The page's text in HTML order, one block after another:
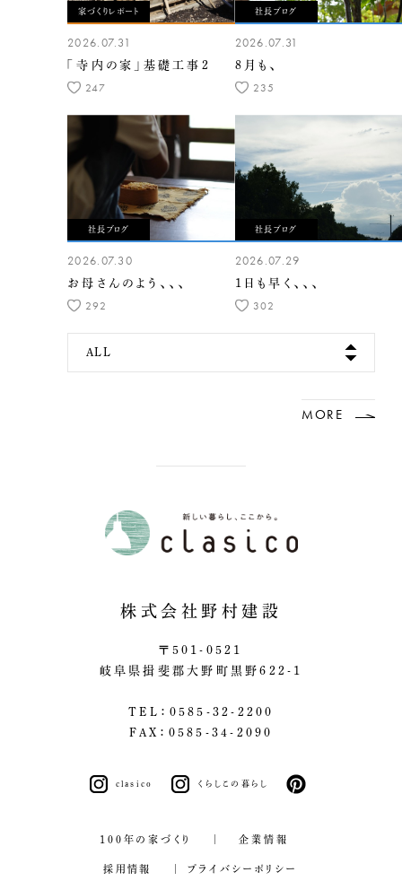
家づくりレポート
2026.07.31
「寺内の家」基礎工事2
247
社長ブログ
2026.07.31
8月も、
235
社長ブログ
2026.07.30
お母さんのよう、、、
292
社長ブログ
2026.07.29
1日も早く、、、
302
ALL
MORE
株式会社野村建設
〒501-0521
岐阜県揖斐郡大野町黒野622-1
TEL：0585-32-2200
FAX：0585-34-2090
clasico くらしこの暮らし
100年の家づくり 企業情報
採用情報 プライバシーポリシー